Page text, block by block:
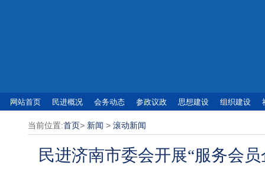
网站首页 民进概况 会务动态 参政议政 思想建设 组织建设
当前位置:首页> 新闻>滚动新闻
民进济南市委会开展“服务会